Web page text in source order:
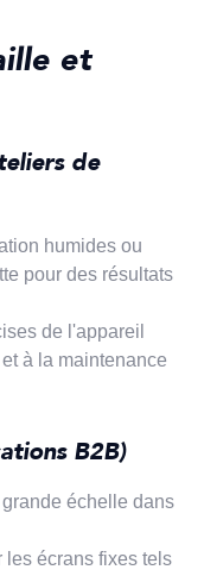
et
de
humides ou
pour des résultats
de l'appareil
à la maintenance
B2B)
échelle dans
écrans fixes tels